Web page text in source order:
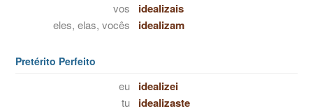
vos idealizais
eles, elas, vocês idealizam
Pretérito Perfeito
eu idealizei
tu idealizaste